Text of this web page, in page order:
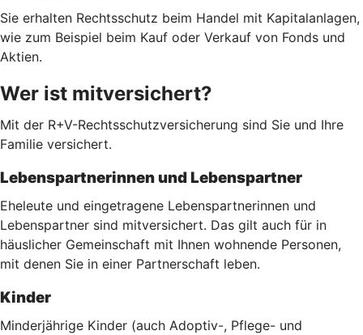
Sie erhalten Rechtsschutz beim Handel mit Kapitalanlagen,
wie zum Beispiel beim Kauf oder Verkauf von Fonds und
Aktien.
Wer ist mitversichert?
Mit der R+V-Rechtsschutzversicherung sind Sie und Ihre
Familie versichert.
Lebenspartnerinnen und Lebenspartner
Eheleute und eingetragene Lebenspartnerinnen und
Lebenspartner sind mitversichert. Das gilt auch für in
häuslicher Gemeinschaft mit Ihnen wohnende Personen,
mit denen Sie in einer Partnerschaft leben.
Kinder
Minderjährige Kinder (auch Adoptiv-, Pflege- und